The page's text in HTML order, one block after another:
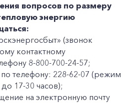
вопросов по размеру
энергию
(звонок
контактному
8-800-700-24-57;
телефону: 228-62-07 (режим
17-30 часов);
на электронную почту